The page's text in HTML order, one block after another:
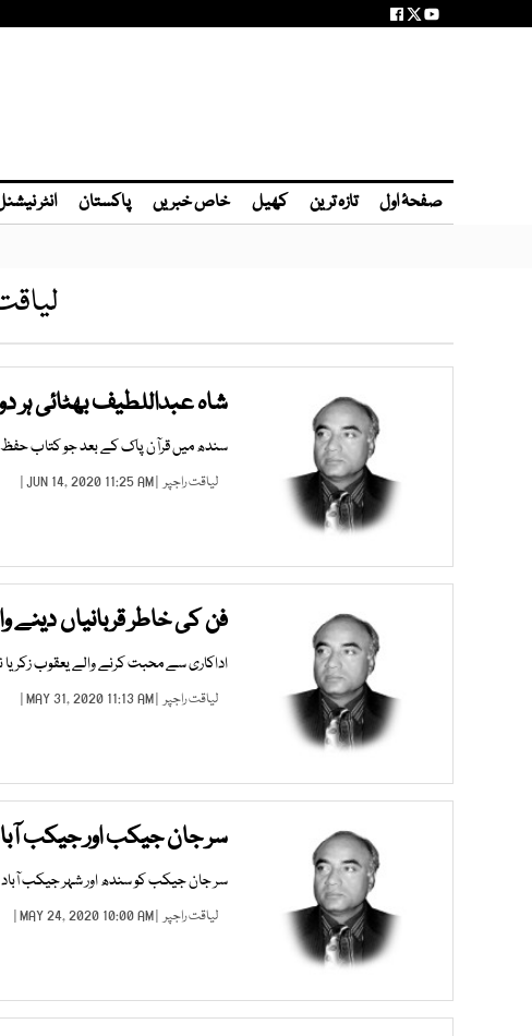
صفحۂ اول تازہ ترین کھیل خاص خبریں پاکستان انٹر
شاہ عبداللطیف بھٹائی ہر
سندھ میں قرآن پاک کے بعد جو کتاب حفظ
لیاقت راجپر | JUN 14, 2020 11:25 AM |
فن کی خاطر قربانیاں دینے
اداکاری سے محبت کرنے والے یعقوب
لیاقت راجپر | MAY 31, 2020 11:13 AM |
سر جان جیکب اور جیکب
سر جان جیکب کو سندھ اور شہر جیکب آباد
لیاقت راجپر | MAY 24, 2020 10:00 AM |